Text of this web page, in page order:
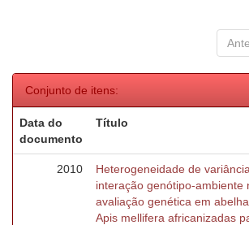
Conjunto de itens:
Data do
documento
Título
2010
Heterogeneidade de
interação genótipo-ambiente
avaliação genética em
Apis mellifera africanizadas